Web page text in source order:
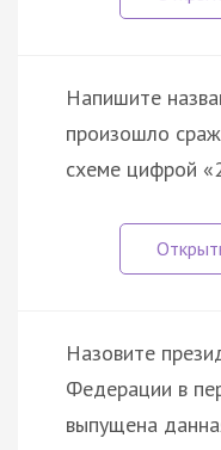
Напишите
произошло
схеме цифрой
Назовите
Федерации в
выпущена